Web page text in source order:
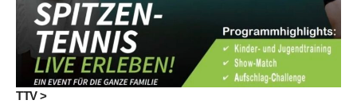
TTV >